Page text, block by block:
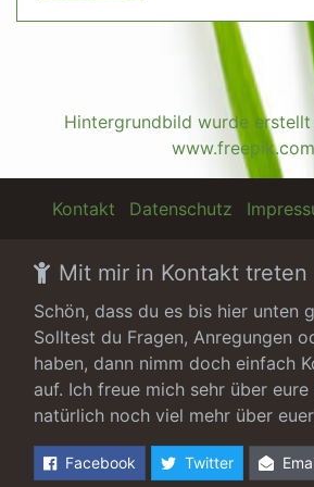
Hintergrundbild wurde
www.freepik.com
Kontakt Datenschutz
Mit mir in Kontakt treten
Schön, dass du es bis hier unten
Solltest du Fragen, Anregungen
haben, dann nimm doch einfach
auf. Ich freue mich sehr über
natürlich noch viel mehr über
Facebook Twitter